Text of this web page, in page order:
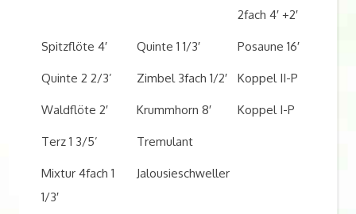
2fach 4′ +2′
Spitzflöte 4′ Quinte 1 1/3′ Posaune 16′
Quinte 2 2/3’ Zimbel 3fach 1/2′ Koppel II-P
Waldflöte 2′ Krummhorn 8′ Koppel I-P
Terz 1 3/5’ Tremulant
Mixtur 4fach 1
1/3′
Jalousieschweller